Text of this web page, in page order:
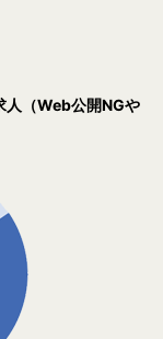
人（Web公開NGや